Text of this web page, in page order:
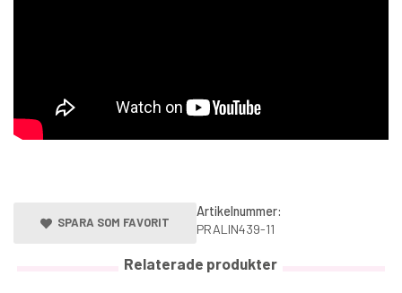
SPARA SOM FAVORIT
Artikelnummer:
PRALIN439-11
Relaterade produkter